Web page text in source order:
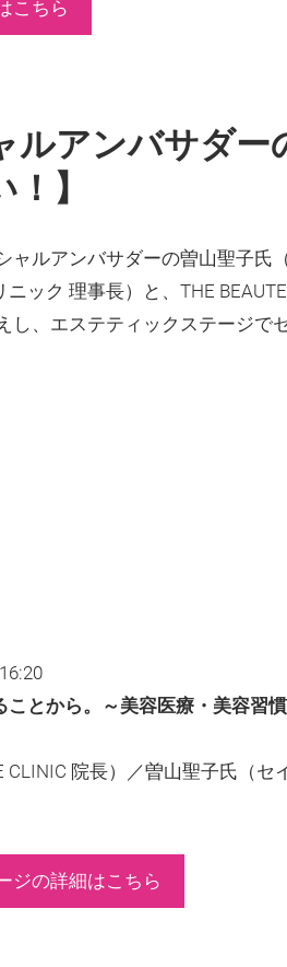
こちら
ルアンバサダ
】
ャルアンバサダーの曽山聖子氏
ック 理事長）と、THE
し、エステティックステージで
ことから。～美容医療・美容習
CLINIC 院長）／曽山聖子氏（
ジの詳細はこちら